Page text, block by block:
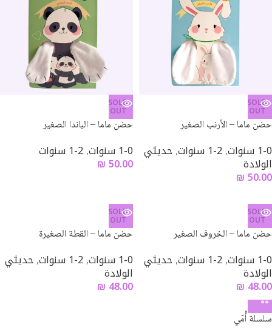
SOLD
OUT
حضن ماما – الأرنب الصغير
1-0 سنوات ,2-1 سنوات ,حديثي
الولادة
₪50.00
SOLD
OUT
حضن ماما – الباندا الصغير
1-0 سنوات ,2-1 سنوات
₪50.00
SOLD
OUT
حضن ماما – الخروف الصغير
1-0 سنوات ,2-1 سنوات ,حديثي
الولادة
₪ 48.00
SOLD
OUT
حضن ماما – القطة الصغيرة
1-0 سنوات ,2-1 سنوات ,حديثي
الولادة
₪ 48.00
سلسلة أُمّي